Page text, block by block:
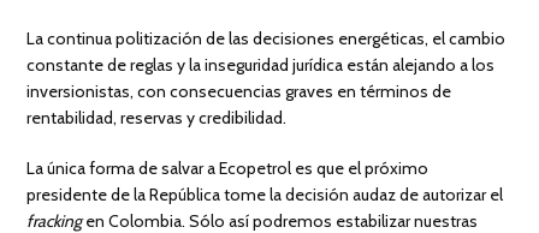
La continua politización de las decisiones energéticas, el cambio
constante de reglas y la inseguridad jurídica están alejando a los
inversionistas, con consecuencias graves en términos de
rentabilidad, reservas y credibilidad.
La única forma de salvar a Ecopetrol es que el próximo
presidente de la República tome la decisión audaz de autorizar el
frackingen Colombia. Sólo así podremos estabilizar nuestras